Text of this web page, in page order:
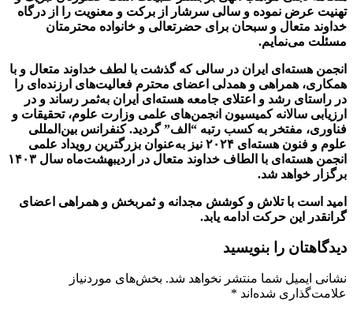
تهنیت عرض نموده و سالی سرشار از برکت و معنویت را از درگاه
خداوند متعال و سبحان برای حضرتعالی و خانواده محترمتان
مسئلت می‌نمایم.
انجمن هسته‌ای ایران در سالی که گذشت با لطف خداوند متعال و با
همکاری، همراهی و همدلی اعضای محترم فعالیت‌های ارزنده‌ای را
در راستای رشد و اعتلای جامعه هسته‌ای ایران به‌ثمر رساند و در
ارزیابی سالانه کمیسیون انجمن‌های علمی وزارت علوم، تحقیقات و
فناوری، مفتخر به کسب رتبه “الف” گردید. کنفرانس بین‌المللی
علوم و فنون هسته‌ای ۲۰۲۴ نیز به‌عنوان بزرگترین رویداد علمی
انجمن هسته‌ای با الطاف خداوند متعال در اردیبهشت‌ماه سال ۱۴۰۳
برگزار خواهد شد.
امید است با تلاش و کوشش مجدانه و ثمربخش و همراهی اعضای
گرانقدر این حرکت ادامه یابد.
دیدگاهتان را بنویسید
نشانی ایمیل شما منتشر نخواهد شد. بخش‌های موردنیاز
علامت‌گذاری شده‌اند *